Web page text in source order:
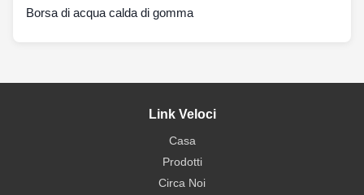
Borsa di acqua calda di gomma
Link Veloci
Casa
Prodotti
Circa Noi